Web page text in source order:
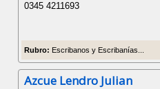
0345 4211693
Rubro: Escribanos y Escribanías...
Azcue Lendro Julian